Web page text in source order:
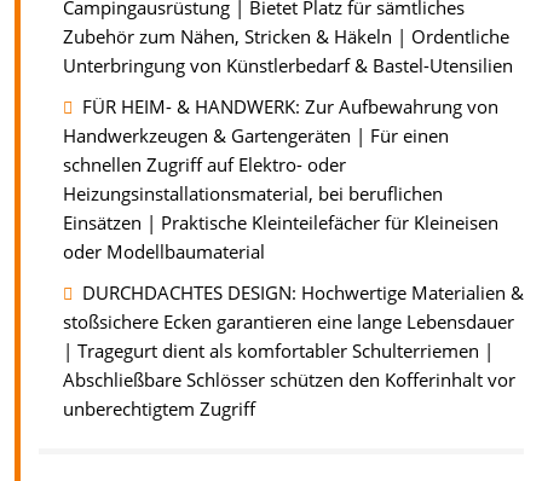
Campingausrüstung | Bietet Platz für sämtliches
Zubehör zum Nähen, Stricken & Häkeln | Ordentliche
Unterbringung von Künstlerbedarf & Bastel-Utensilien
FÜR HEIM- & HANDWERK: Zur Aufbewahrung von
Handwerkzeugen & Gartengeräten | Für einen
schnellen Zugriff auf Elektro- oder
Heizungsinstallationsmaterial, bei beruflichen
Einsätzen | Praktische Kleinteilefächer für Kleineisen
oder Modellbaumaterial
DURCHDACHTES DESIGN: Hochwertige Materialien &
stoßsichere Ecken garantieren eine lange Lebensdauer
| Tragegurt dient als komfortabler Schulterriemen |
Abschließbare Schlösser schützen den Kofferinhalt vor
unberechtigtem Zugriff